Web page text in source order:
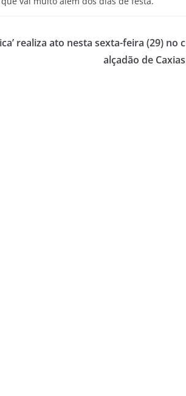
realiza ato nesta sexta-feira (29) no c
alçadão de Caxias